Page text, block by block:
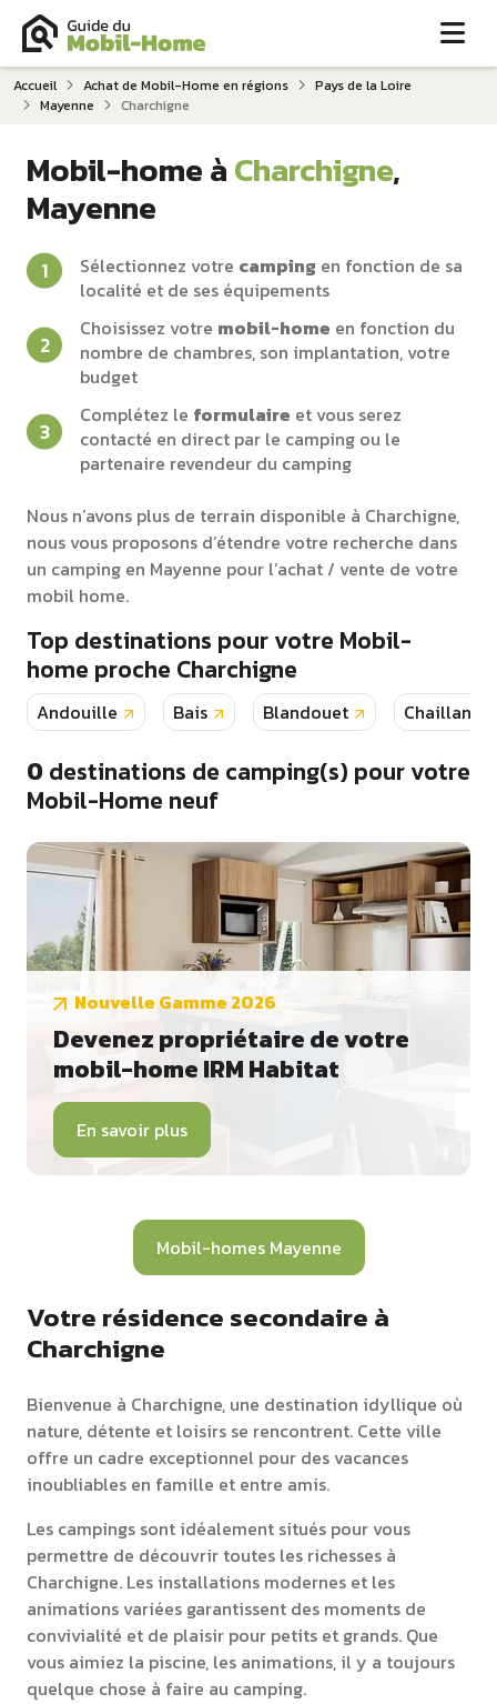
Accueil Achat de Mobil-Home en régions
Pays de la Loire
Mayenne
Charchigne
Mobil-home àCharchigne,
Mayenne
Sélectionnez votre camping en fonction de sa
localité et de ses équipements
Choisissez votre mobil-home en fonction du
nombre de chambres, son implantation, votre
budget
Complétez le formulaire et vous serez
contacté en direct par le camping ou le
partenaire revendeur du camping
Nous n’avons plus de terrain disponible à Charchigne,
nous vous proposons d’étendre votre recherche dans
un camping en Mayenne pour l’achat / vente de votre
mobil home.
Top destinations pour votre Mobil-
home proche Charchigne
Andouille Bais Blandouet Chailland
0destinations de camping(s) pour votre
Mobil-Home neuf
Nouvelle Gamme 2026
Devenez propriétaire de votre
mobil-home IRM Habitat
En savoir plus
Mobil-homes Mayenne
Votre résidence secondaire à
Charchigne
Bienvenue à Charchigne, une destination idyllique où
nature, détente et loisirs se rencontrent. Cette ville
offre un cadre exceptionnel pour des vacances
inoubliables en famille et entre amis.
Les campings sont idéalement situés pour vous
permettre de découvrir toutes les richesses à
Charchigne. Les installations modernes et les
animations variées garantissent des moments de
convivialité et de plaisir pour petits et grands. Que
vous aimiez la piscine, les animations, il y a toujours
quelque chose à faire au camping.